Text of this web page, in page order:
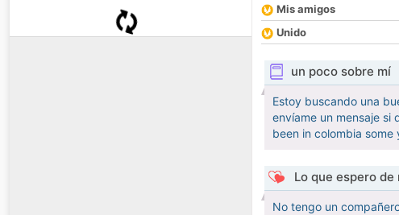
Mis amigos
Unido
un poco sobre mí
Estoy buscando una
envíame un mensaje si
been in colombia
Lo que espero de
No tengo un